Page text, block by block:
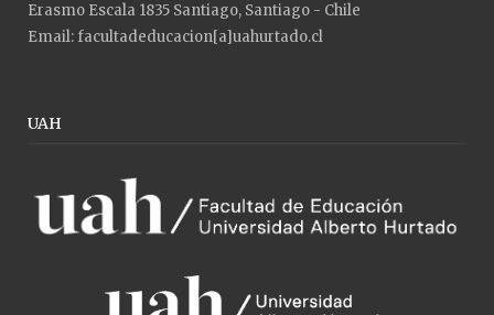
Erasmo Escala 1835 Santiago, Santiago - Chile
Email: facultadeducacion[a]uahurtado.cl
UAH